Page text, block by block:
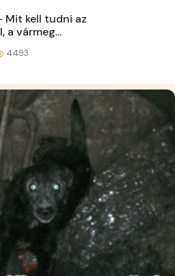
Mit kell tudni az
a vármeg...
4493